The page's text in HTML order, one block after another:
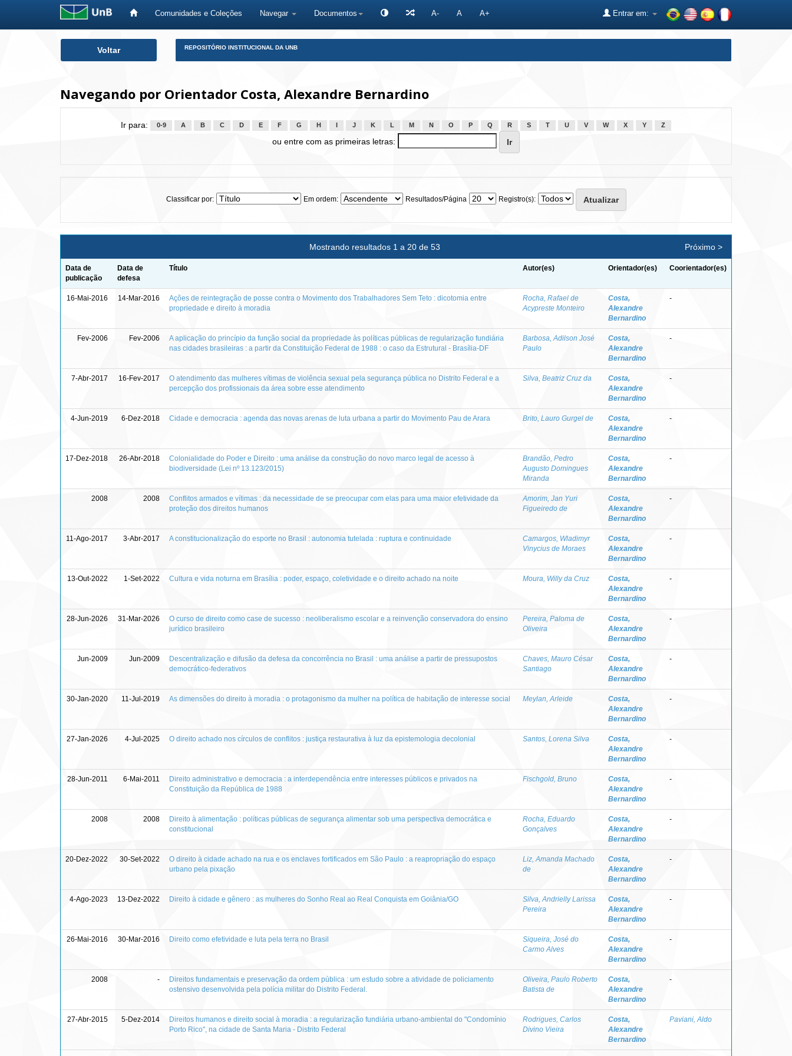
Comunidades e Coleções Navegar Documentos A- A A+ Entrar em:
Voltar REPOSITÓRIO INSTITUCIONAL DA UNB
Navegando por Orientador Costa, Alexandre Bernardino
Ir para: 0-9 A B C D E F G H J K L M N O P Q R S T U V W X Y Z
ou entre com as primeiras letras:
Classificar por: Em ordem: Resultados/Página Registro(s):
Mostrando resultados 1 a 20 de 53 Próximo >
Data de
publicação
Data de
defesa
Título Autor(es) Orientador(es) Coorientador(es)
16-Mai-2016 14-Mar-2016
Ações de reintegração de posse contra o Movimento dos Trabalhadores Sem Teto : dicotomia entre
propriedade e direito à moradia
Rocha, Rafael de
Acypreste Monteiro
Costa,
Alexandre
Bernardino
-
Fev-2006 Fev-2006
A aplicação do princípio da função social da propriedade às políticas públicas de regularização fundiária
nas cidades brasileiras : a partir da Constituição Federal de 1988 : o caso da Estrutural - Brasília-DF
Barbosa, Adilson José
Paulo
Costa,
Alexandre
Bernardino
-
7-Abr-2017 16-Fev-2017
O atendimento das mulheres vítimas de violência sexual pela segurança pública no Distrito Federal e a
percepção dos profissionais da área sobre esse atendimento
Silva, Beatriz Cruz da
Costa,
Alexandre
Bernardino
-
4-Jun-2019 6-Dez-2018 Cidade e democracia : agenda das novas arenas de luta urbana a partir do Movimento Pau de Arara Brito, Lauro Gurgel de
Costa,
Alexandre
Bernardino
-
17-Dez-2018 26-Abr-2018
Colonialidade do Poder e Direito : uma análise da construção do novo marco legal de acesso à
biodiversidade (Lei nº 13.123/2015)
Brandão, Pedro
Augusto Domingues
Miranda
Costa,
Alexandre
Bernardino
-
2008 2008
Conflitos armados e vítimas : da necessidade de se preocupar com elas para uma maior efetividade da
proteção dos direitos humanos
Amorim, Jan Yuri
Figueiredo de
Costa,
Alexandre
Bernardino
-
11-Ago-2017 3-Abr-2017 A constitucionalização do esporte no Brasil : autonomia tutelada : ruptura e continuidade
Camargos, Wladimyr
Vinycius de Moraes
Costa,
Alexandre
Bernardino
-
13-Out-2022 1-Set-2022 Cultura e vida noturna em Brasília : poder, espaço, coletividade e o direito achado na noite Moura, Willy da Cruz
Costa,
Alexandre
Bernardino
-
28-Jun-2026 31-Mar-2026
O curso de direito como case de sucesso : neoliberalismo escolar e a reinvenção conservadora do ensino
jurídico brasileiro
Pereira, Paloma de
Oliveira
Costa,
Alexandre
Bernardino
-
Jun-2009 Jun-2009
Descentralização e difusão da defesa da concorrência no Brasil : uma análise a partir de pressupostos
democrático-federativos
Chaves, Mauro César
Santiago
Costa,
Alexandre
Bernardino
-
30-Jan-2020 11-Jul-2019 As dimensões do direito à moradia : o protagonismo da mulher na política de habitação de interesse social Meylan, Arleide
Costa,
Alexandre
Bernardino
-
27-Jan-2026 4-Jul-2025 O direito achado nos círculos de conflitos : justiça restaurativa à luz da epistemologia decolonial Santos, Lorena Silva
Costa,
Alexandre
Bernardino
-
28-Jun-2011 6-Mai-2011
Direito administrativo e democracia : a interdependência entre interesses públicos e privados na
Constituição da República de 1988
Fischgold, Bruno
Costa,
Alexandre
Bernardino
-
2008 2008
Direito à alimentação : políticas públicas de segurança alimentar sob uma perspectiva democrática e
constitucional
Rocha, Eduardo
Gonçalves
Costa,
Alexandre
Bernardino
-
20-Dez-2022 30-Set-2022
O direito à cidade achado na rua e os enclaves fortificados em São Paulo : a reapropriação do espaço
urbano pela pixação
Liz, Amanda Machado
de
Costa,
Alexandre
Bernardino
-
4-Ago-2023 13-Dez-2022 Direito à cidade e gênero : as mulheres do Sonho Real ao Real Conquista em Goiânia/GO
Silva, Andrielly Larissa
Pereira
Costa,
Alexandre
Bernardino
-
26-Mai-2016 30-Mar-2016 Direito como efetividade e luta pela terra no Brasil
Siqueira, José do
Carmo Alves
Costa,
Alexandre
Bernardino
-
2008 -
Direitos fundamentais e preservação da ordem pública : um estudo sobre a atividade de policiamento
ostensivo desenvolvida pela polícia militar do Distrito Federal.
Oliveira, Paulo Roberto
Batista de
Costa,
Alexandre
Bernardino
-
27-Abr-2015 5-Dez-2014
Direitos humanos e direito social à moradia : a regularização fundiária urbano-ambiental do "Condomínio
Porto Rico", na cidade de Santa Maria - Distrito Federal
Rodrigues, Carlos
Divino Vieira
Costa,
Alexandre
Bernardino
Paviani, Aldo